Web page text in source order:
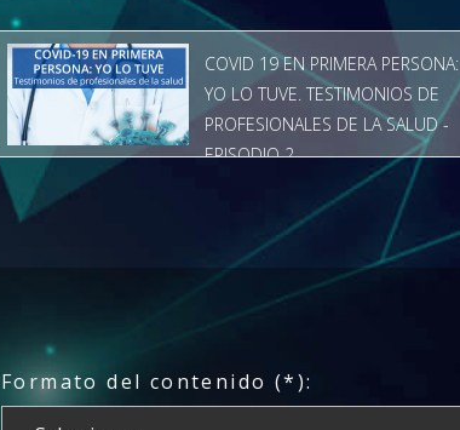
COVID 19 EN PRIMERA PERSONA:
YO LO TUVE. TESTIMONIOS DE
PROFESIONALES DE LA SALUD -
EPISODIO 2
Formato del contenido (*):